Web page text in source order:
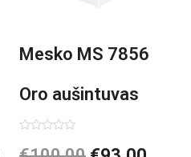
Mesko MS 7856
Oro aušintuvas
be ašmenų 3in1
0